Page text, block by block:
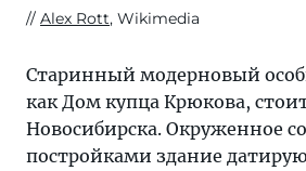
Alex Rott, Wikimedia
Старинный модерновый
как Дом купца Крюкова,
Новосибирска. Окруженное
постройками здание